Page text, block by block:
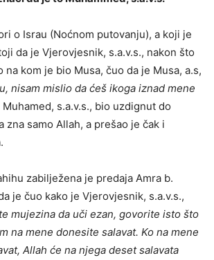
o Israu (Noćnom putovanju), a koji je
da je Vjerovjesnik, s.a.v.s., nakon što
na kom je bio Musa, čuo da je Musa, a.s,
nisam mislio da ćeš ikoga iznad mene
s.a.v.s., bio uzdignut do
zna samo Allah, a prešao je čak i
zabilježena je predaja Amra b.
je čuo kako je Vjerovjesnik, s.a.v.s.,
mujezina da uči ezan, govorite isto što
na mene donesite salavat. Ko na mene
Allah će na njega deset salavata